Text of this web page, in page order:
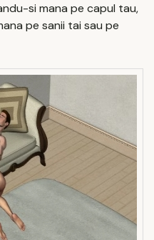
si mana pe capul tau,
pe sanii tai sau pe